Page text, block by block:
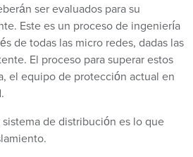
ser evaluados para su
Este es un proceso de ingeniería
de todas las micro redes, dadas las
El proceso para superar estos
el equipo de protección actual en
de distribución es lo que